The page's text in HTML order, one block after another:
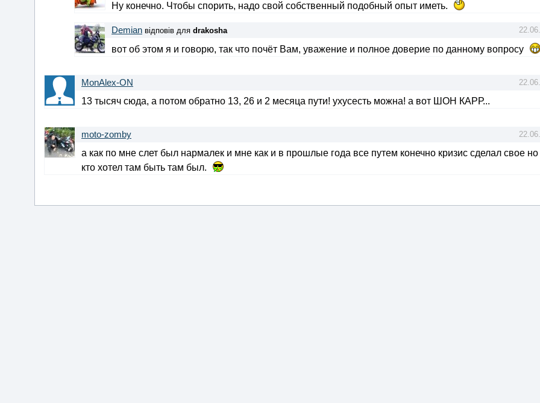
Ну конечно. Чтобы спорить, надо свой собственный подобный опыт иметь.
Demian відповів для drakosha
вот об этом я и говорю, так что почёт Вам, уважение и полное доверие по данному вопросу
MonAlex-ON
13 тысяч сюда, а потом обратно 13, 26 и 2 месяца пути! ухусесть можна! а вот ШОН КАРР...
moto-zomby
а как по мне слет был нармалек и мне как и в прошлые года все путем конечно кризис сделал свое но
кто хотел там быть там был.